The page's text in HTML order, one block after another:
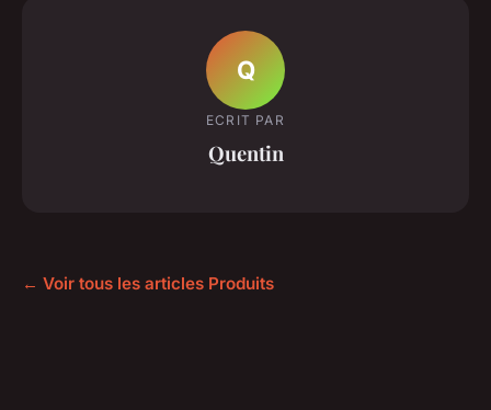
Q
ECRIT PAR
Quentin
← Voir tous les articles Produits